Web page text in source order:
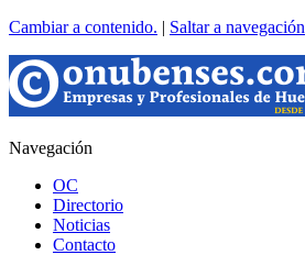
Cambiar a contenido. | Saltar a navegación
Navegación
OC
Directorio
Noticias
Contacto